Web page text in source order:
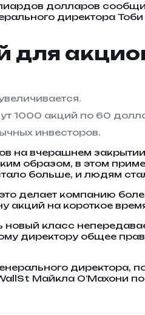
долларов
директора
для
1000 акций по 60
инвесторов.
на вчерашнем
образом, в этом
больше, и людям
делает компанию
акций на короткое
новый класс
директору общее
директора,
Майкла О’Махони